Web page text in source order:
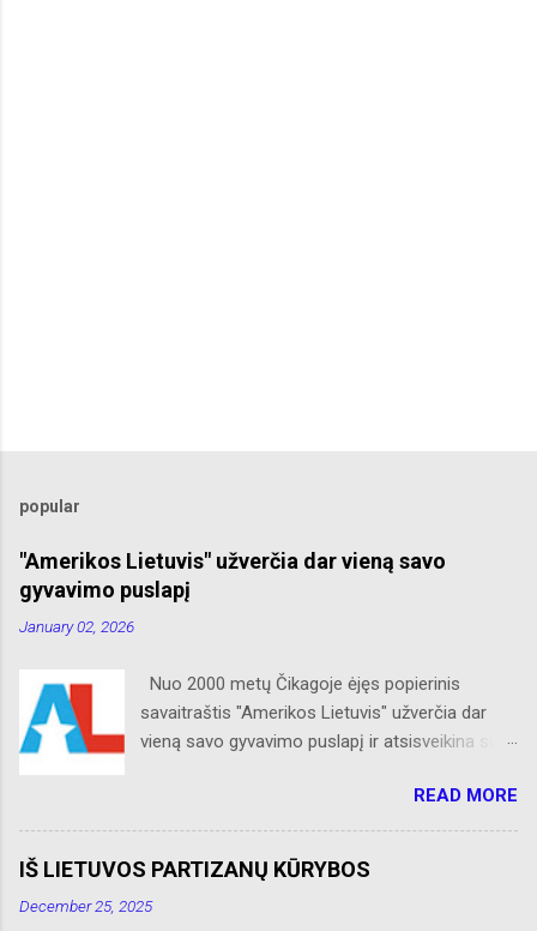
popular
"Amerikos Lietuvis" užverčia dar vieną savo
gyvavimo puslapį
January 02, 2026
Nuo 2000 metų Čikagoje ėjęs popierinis
savaitraštis "Amerikos Lietuvis" užverčia dar
vieną savo gyvavimo puslapį ir atsisveikina su
skelbtų AL naujienų apie Amerikos lietuvių
veiklą, Albino Hofmano apžvalgų, trumpų žinių
apie Čikagą bei jos priemiesčius. Dėkojame
savo seniems ir neseniai prie AL
prisijungusiems skaitytojams. Ačiū už palaikymą
READ MORE
IŠ LIETUVOS PARTIZANŲ KŪRYBOS
December 25, 2025